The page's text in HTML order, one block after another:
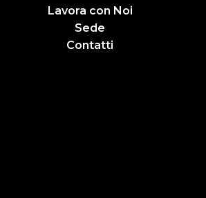
Lavora con Noi
Sede
Contatti